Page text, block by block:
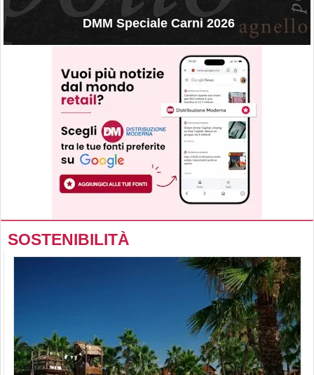
DMM Speciale Carni 2026
SOSTENIBILITÀ